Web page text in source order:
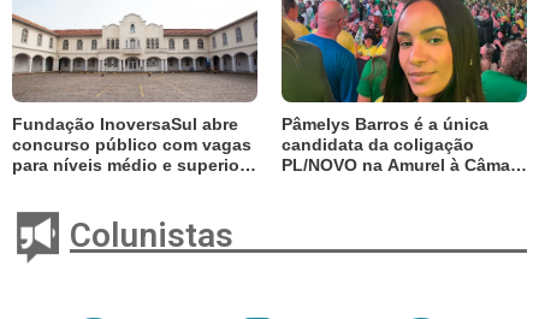
Fundação InoversaSul abre
concurso público com vagas
para níveis médio e superior;
Pâmelys Barros é a única
candidata da coligação
PL/NOVO na Amurel à Câmara
Colunistas